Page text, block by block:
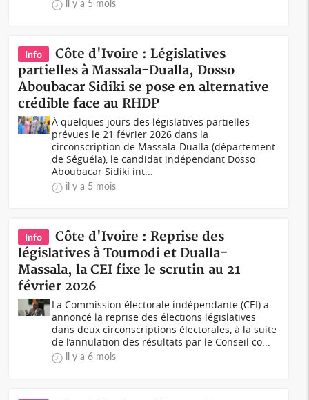
il y a 5 mois
Info
Côte d'Ivoire : Législatives
partielles à Massala-Dualla, Dosso
Aboubacar Sidiki se pose en alternative
crédible face au RHDP
À quelques jours des législatives partielles
prévues le 21 février 2026 dans la
circonscription de Massala-Dualla (département
de Séguéla), le candidat indépendant Dosso
Aboubacar Sidiki int...
il y a 5 mois
Info
Côte d'Ivoire : Reprise des
législatives à Toumodi et Dualla-
Massala, la CEI fixe le scrutin au 21
février 2026
La Commission électorale indépendante (CEI) a
annoncé la reprise des élections législatives
dans deux circonscriptions électorales, à la suite
de l’annulation des résultats par le Conseil co...
il y a 6 mois